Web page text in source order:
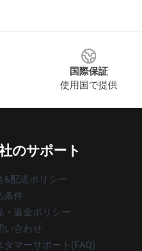
国際保証
使用国で提供
のサポート
&配送ポリシー
条件
・返金ポリシー
い合わせ
タマーサポート(FAQ)